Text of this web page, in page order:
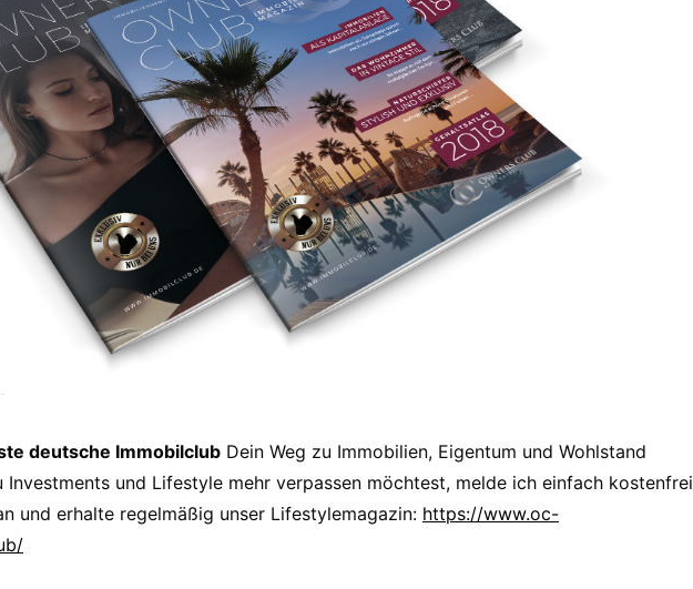
deutsche Immobilclub Dein Weg zu Immobilien, Eigentum und Wohlstand
Investments und Lifestyle mehr verpassen möchtest, melde ich einfach kostenfrei
und erhalte regelmäßig unser Lifestylemagazin: https://www.oc-